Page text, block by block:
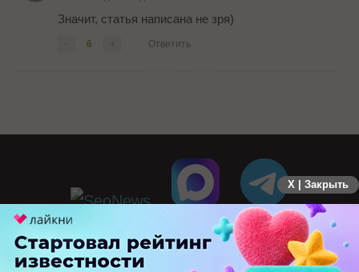
Значит, статья написана не зря)
6 Ответить
X | Закрыть
ПЕРЕЙТИ НА ПОЛНУЮ ВЕРСИЮ
© SEOnews.ru Все права защищены. 2026